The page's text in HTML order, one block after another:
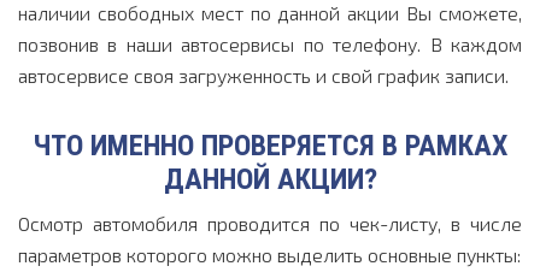
наличии свободных мест по данной акции Вы сможете,
позвонив в наши автосервисы по телефону. В каждом
автосервисе своя загруженность и свой график записи.
ЧТО ИМЕННО ПРОВЕРЯЕТСЯ В РАМКАХ
ДАННОЙ АКЦИИ?
Осмотр автомобиля проводится по чек-листу, в числе
параметров которого можно выделить основные пункты: